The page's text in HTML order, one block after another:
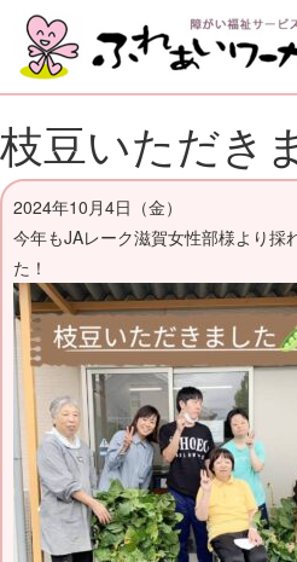
枝豆いただき
2024年10月4日（金）
今年もJAレーク滋賀女性部様より採
た！